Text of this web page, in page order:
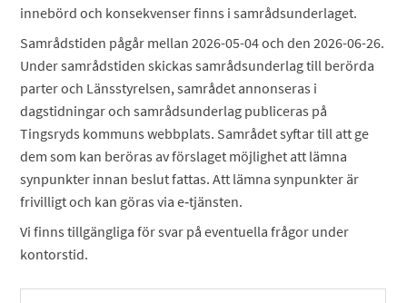
innebörd och konsekvenser finns i samrådsunderlaget.
Samrådstiden pågår mellan 2026-05-04 och den 2026-06-26.
Under samrådstiden skickas samrådsunderlag till berörda
parter och Länsstyrelsen, samrådet annonseras i
dagstidningar och samrådsunderlag publiceras på
Tingsryds kommuns webbplats. Samrådet syftar till att ge
dem som kan beröras av förslaget möjlighet att lämna
synpunkter innan beslut fattas. Att lämna synpunkter är
frivilligt och kan göras via e‑tjänsten.
Vi finns tillgängliga för svar på eventuella frågor under
kontorstid.